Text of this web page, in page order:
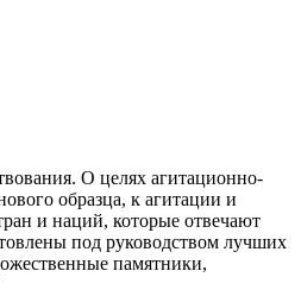
О целях агитационно-
образца, к агитации и
и наций, которые отвечают
под руководством лучших
памятники,